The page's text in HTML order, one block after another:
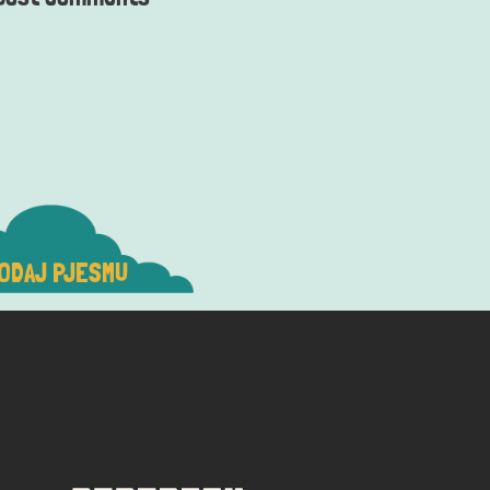
PJESMU